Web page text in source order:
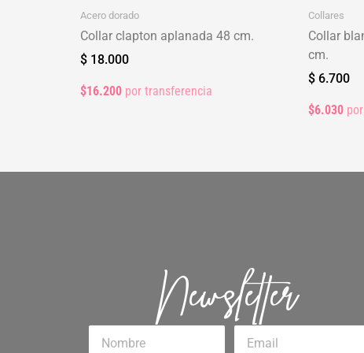
Acero dorado
Collar clapton aplanada 48 cm.
$ 18.000
$16.200 por transferencia
Collares
Collar
cm.
$ 6.700
$6.030
Newsletter